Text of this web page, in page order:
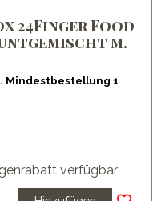
24Finger Food
m.
Mindestbestellung 1
verfügbar